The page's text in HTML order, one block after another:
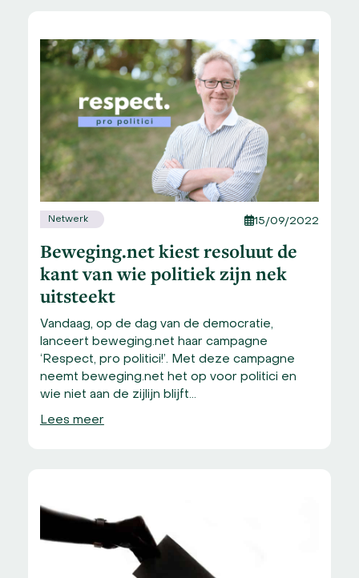
Netwerk 15/09/2022
Beweging.net kiest resoluut de
kant van wie politiek zijn nek
uitsteekt
Vandaag, op de dag van de democratie,
lanceert beweging.net haar campagne
‘Respect, pro politici!’. Met deze campagne
neemt beweging.net het op voor politici en
wie niet aan de zijlijn blijft…
Lees meer